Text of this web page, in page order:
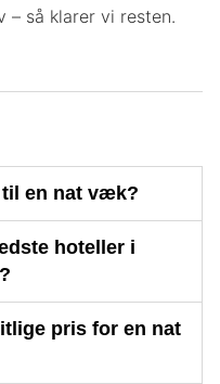
– så klarer vi resten.
en nat væk?
hoteller i
pris for en nat